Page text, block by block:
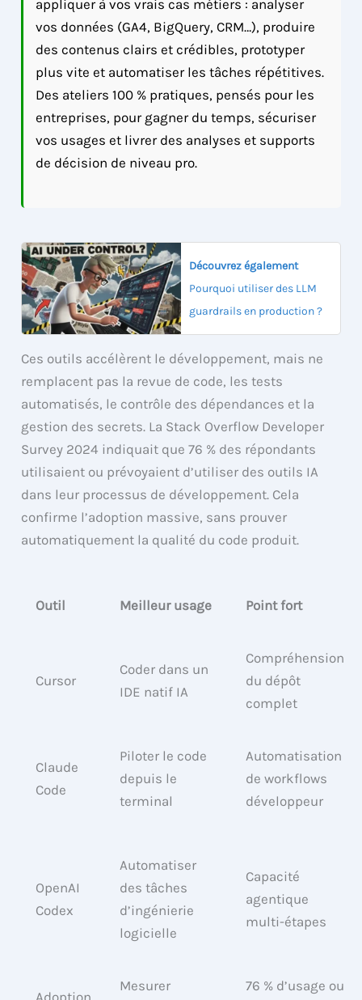
appliquer à vos vrais cas métiers : analyser
vos données (GA4, BigQuery, CRM…), produire
des contenus clairs et crédibles, prototyper
plus vite et automatiser les tâches répétitives.
Des ateliers 100 % pratiques, pensés pour les
entreprises, pour gagner du temps, sécuriser
vos usages et livrer des analyses et supports
de décision de niveau pro.
Découvrez également
Pourquoi utiliser des LLM
guardrails en production ?
Ces outils accélèrent le développement, mais ne
remplacent pas la revue de code, les tests
automatisés, le contrôle des dépendances et la
gestion des secrets. La Stack Overflow Developer
Survey 2024 indiquait que 76 % des répondants
utilisaient ou prévoyaient d’utiliser des outils IA
dans leur processus de développement. Cela
confirme l’adoption massive, sans prouver
automatiquement la qualité du code produit.
Outil Meilleur usage Point fort
Cursor
Coder dans un
IDE natif IA
Compréhension
du dépôt
complet
Claude
Code
Piloter le code
depuis le
terminal
Automatisation
de workflows
développeur
OpenAI
Codex
Automatiser
des tâches
d’ingénierie
logicielle
Capacité
agentique
multi-étapes
Mesurer 76 % d’usage ou